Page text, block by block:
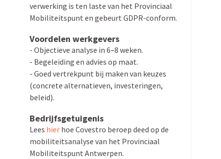
verwerking is ten laste van het Provin­ciaal
Mobili­teitspunt en gebeurt GDPR-conform.
Voordelen werkgevers
- Objec­tieve analyse in 6–8 weken.
- Begeleiding en advies op maat.
- Goed vertrekpunt bij maken van keuzes
(concrete alter­na­tieven, inves­te­ringen,
beleid).
Bedrijfs­ge­tui­genis
Lees hierhoe Covestro beroep deed op de
mobili­teits­analyse van het Provin­ciaal
Mobili­teitspunt Antwerpen.